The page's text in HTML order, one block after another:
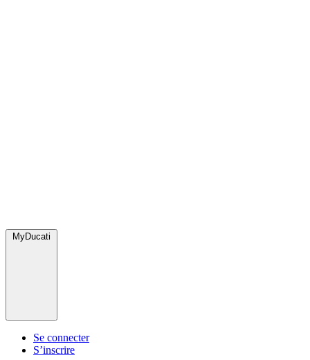
MyDucati
Se connecter
S’inscrire